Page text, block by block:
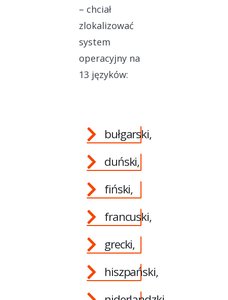
– chciał
zlokalizować
system
operacyjny na
13 języków:
bułgarski,
duński,
fiński,
francuski,
grecki,
hiszpański,